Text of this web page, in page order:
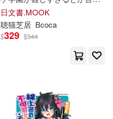
のやめれる? 「これ絶対クリ
アできないんですけど、責任
とれそ?」
日文書.MOOK
聴猫芝居 Bcoca
$329 $344